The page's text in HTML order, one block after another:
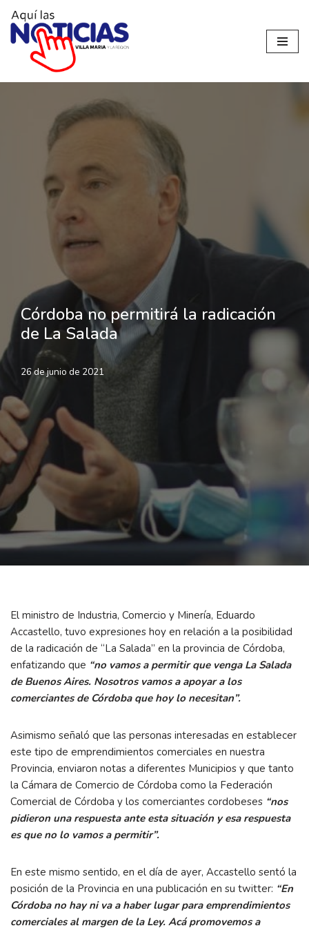
contenido
Córdoba no permitirá la radicación
de La Salada
26 de junio de 2021
El ministro de Industria, Comercio y Minería, Eduardo
Accastello, tuvo expresiones hoy en relación a la posibilidad
de la radicación de “La Salada” en la provincia de Córdoba,
enfatizando que “no vamos a permitir que venga La Salada
de Buenos Aires. Nosotros vamos a apoyar a los
comerciantes de Córdoba que hoy lo necesitan”.
Asimismo señaló que las personas interesadas en establecer
este tipo de emprendimientos comerciales en nuestra
Provincia, enviaron notas a diferentes Municipios y que tanto
la Cámara de Comercio de Córdoba como la Federación
Comercial de Córdoba y los comerciantes cordobeses “nos
pidieron una respuesta ante esta situación y esa respuesta
es que no lo vamos a permitir”.
En este mismo sentido, en el día de ayer, Accastello sentó la
posición de la Provincia en una publicación en su twitter: “En
Córdoba no hay ni va a haber lugar para emprendimientos
comerciales al margen de la Ley. Acá promovemos a